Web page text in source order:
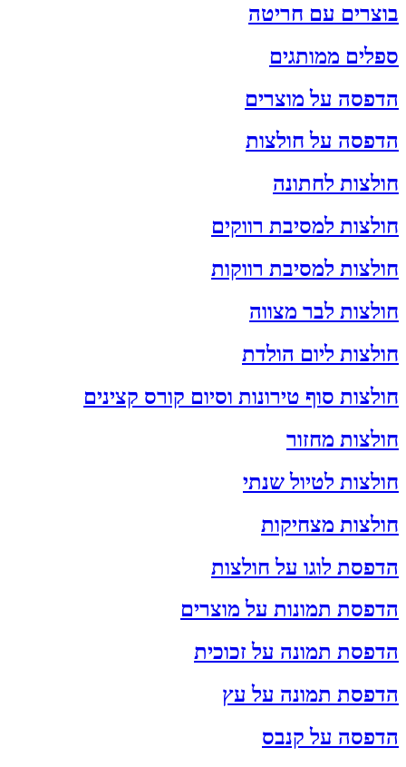
בוצרים עם חריטה
ספלים ממותגים
הדפסה על מוצרים
הדפסה על חולצות
חולצות לחתונה
חולצות למסיבת רווקים
חולצות למסיבת רווקות
חולצות לבר מצווה
חולצות ליום הולדת
חולצות סוף טירונות וסיום קורס קצינים
חולצות מחזור
חולצות לטיול שנתי
חולצות מצחיקות
הדפסת לוגו על חולצות
הדפסת תמונות על מוצרים
הדפסת תמונה על זכוכית
הדפסת תמונה על עץ
הדפסה על קנבס